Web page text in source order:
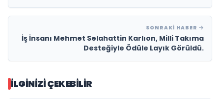
SONRAKI HABER
İş İnsanı Mehmet Selahattin Karlıon, Milli Takıma
Desteğiyle Ödüle Layık Görüldü.
İLGINIZI ÇEKEBILIR